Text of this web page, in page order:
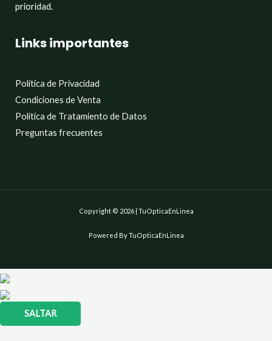
prioridad.
Links importantes
Política de Privacidad
Condiciones de Venta
Política de Tratamiento de Datos
Preguntas frecuentes
Copyright © 2026 | TuOpticaEnLinea
Powered By TuOpticaEnLinea
SALTAR